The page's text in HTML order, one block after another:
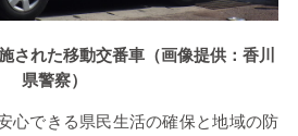
された移動交番車（画像提供：香川
県警察）
心できる県民生活の確保と地域の防